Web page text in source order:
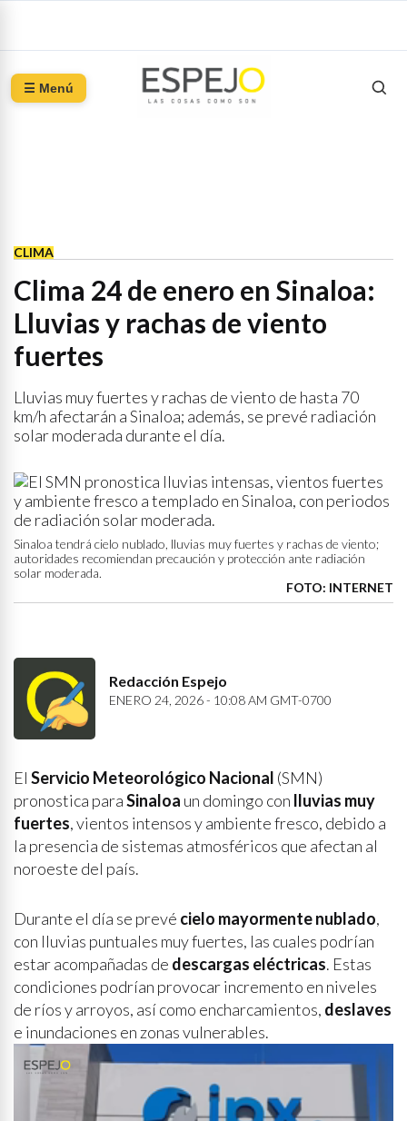
☰ Menú
CLIMA
Clima 24 de enero en Sinaloa:
Lluvias y rachas de viento
fuertes
Lluvias muy fuertes y rachas de viento de hasta 70
km/h afectarán a Sinaloa; además, se prevé radiación
solar moderada durante el día.
Sinaloa tendrá cielo nublado, lluvias muy fuertes y rachas de viento;
autoridades recomiendan precaución y protección ante radiación
solar moderada.
FOTO: INTERNET
Redacción Espejo
ENERO 24, 2026 - 10:08 AM GMT-0700
El Servicio Meteorológico Nacional (SMN)
pronostica paraSinaloa un domingo con lluvias muy
fuertes, vientos intensos y ambiente fresco, debido a
la presencia de sistemas atmosféricos que afectan al
noroeste del país.
Durante el día se prevé cielo mayormente nublado,
con lluvias puntuales muy fuertes, las cuales podrían
estar acompañadas de descargas eléctricas. Estas
condiciones podrían provocar incremento en niveles
de ríos y arroyos, así como encharcamientos, deslaves
e inundaciones en zonas vulnerables.